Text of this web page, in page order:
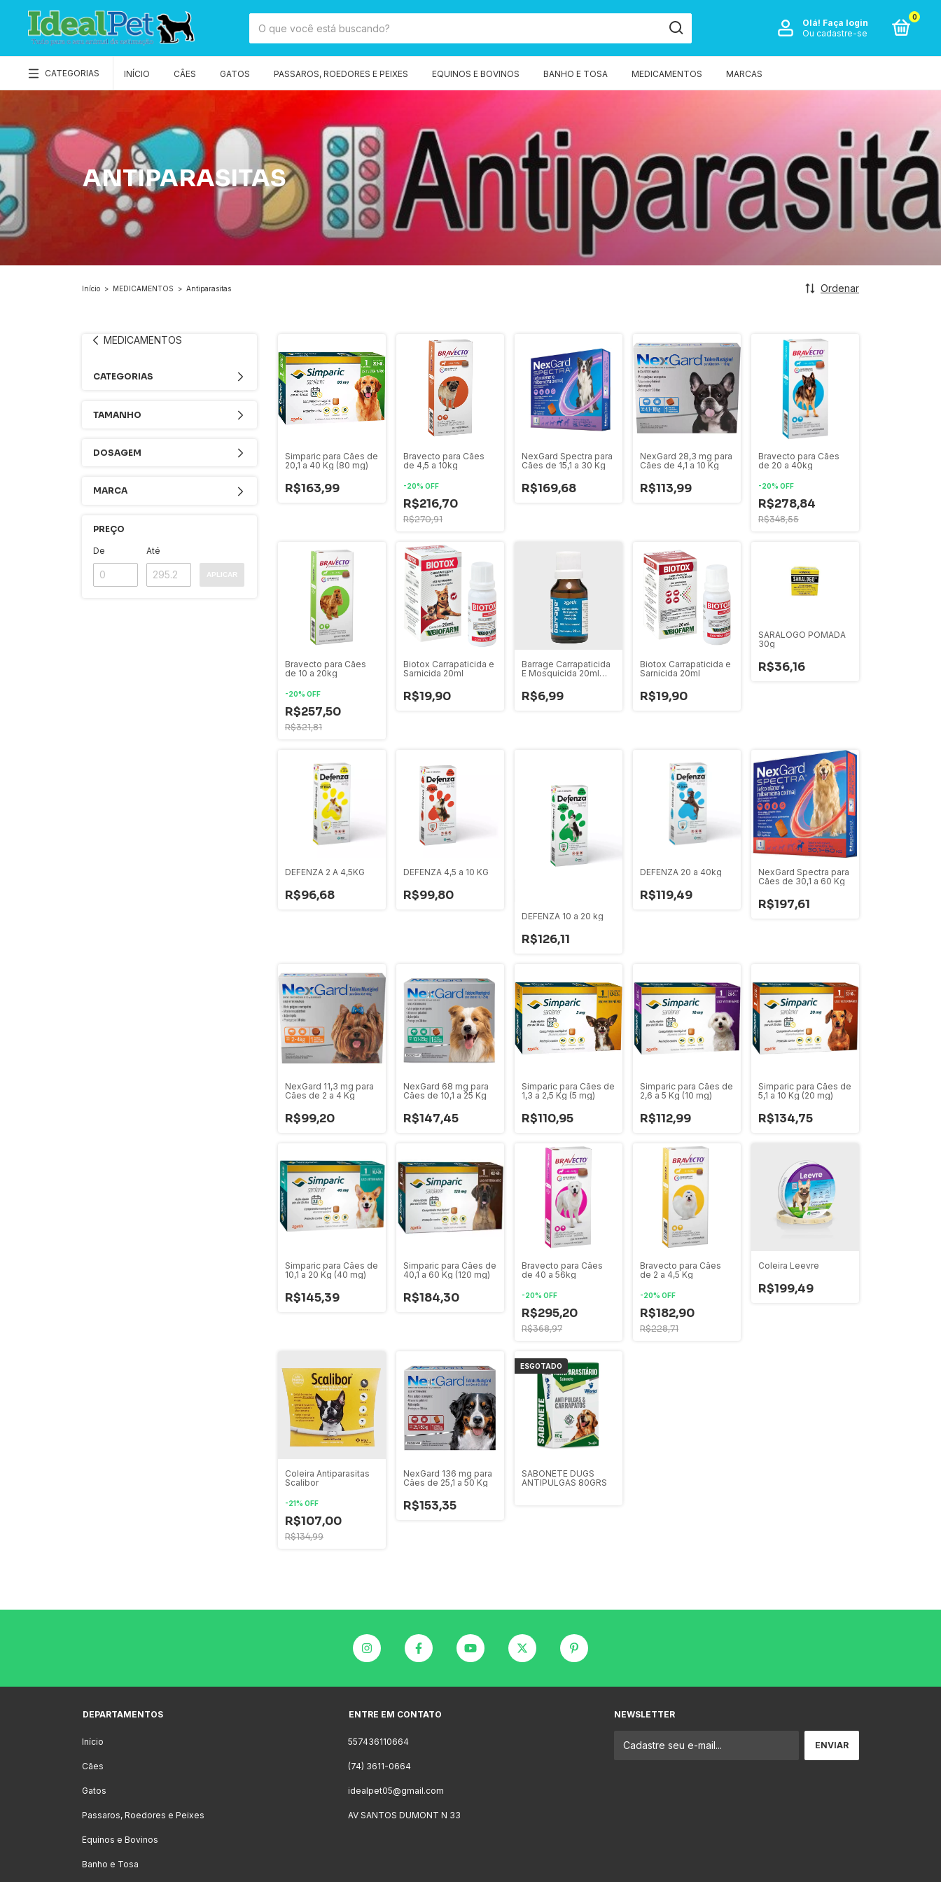
Olá! Faça login
Ou cadastre-se
0
CATEGORIAS INÍCIO CÃES GATOS PASSAROS, ROEDORES E PEIXES EQUINOS E BOVINOS BANHO E TOSA MEDICAMENTOS MARCAS
ANTIPARASITAS
Início > MEDICAMENTOS > Antiparasitas Ordenar
MEDICAMENTOS
CATEGORIAS
TAMANHO
DOSAGEM
MARCA
PREÇO
De Até
APLICAR
Simparic para Cães de
20,1 a 40 Kg (80 mg)
R$163,99
Bravecto para Cães
de 4,5 a 10kg
-20% OFF
R$216,70
R$270,91
NexGard Spectra para
Cães de 15,1 a 30 Kg
R$169,68
NexGard 28,3 mg para
Cães de 4,1 a 10 Kg
R$113,99
Bravecto para Cães
de 20 a 40kg
-20% OFF
R$278,84
R$348,55
Bravecto para Cães
de 10 a 20kg
-20% OFF
R$257,50
R$321,81
Biotox Carrapaticida e
Sarnicida 20ml
R$19,90
Barrage Carrapaticida
E Mosquicida 20ml
R$6,99
Biotox Carrapaticida e
Sarnicida 20ml
R$19,90
SARALOGO POMADA
30g
R$36,16
DEFENZA 2 A 4,5KG
R$96,68
DEFENZA 4,5 a 10 KG
R$99,80
DEFENZA 10 a 20 kg
R$126,11
DEFENZA 20 a 40kg
R$119,49
NexGard Spectra para
Cães de 30,1 a 60 Kg
R$197,61
NexGard 11,3 mg para
Cães de 2 a 4 Kg
R$99,20
NexGard 68 mg para
Cães de 10,1 a 25 Kg
R$147,45
Simparic para Cães de
1,3 a 2,5 Kg (5 mg)
R$110,95
Simparic para Cães de
2,6 a 5 Kg (10 mg)
R$112,99
Simparic para Cães de
5,1 a 10 Kg (20 mg)
R$134,75
Simparic para Cães de
10,1 a 20 Kg (40 mg)
R$145,39
Simparic para Cães de
40,1 a 60 Kg (120 mg)
R$184,30
Bravecto para Cães
de 40 a 56kg
-20% OFF
R$295,20
R$368,97
Bravecto para Cães
de 2 a 4,5 Kg
-20% OFF
R$182,90
R$228,71
Coleira Leevre
R$199,49
Coleira Antiparasitas
Scalibor
-21% OFF
R$107,00
R$134,99
NexGard 136 mg para
Cães de 25,1 a 50 Kg
R$153,35
ESGOTADO
SABONETE DUGS
ANTIPULGAS 80GRS
DEPARTAMENTOS
Início
Cães
Gatos
Passaros, Roedores e Peixes
Equinos e Bovinos
Banho e Tosa
ENTRE EM CONTATO
557436110664
(74) 3611-0664
idealpet05@gmail.com
AV SANTOS DUMONT N 33
NEWSLETTER